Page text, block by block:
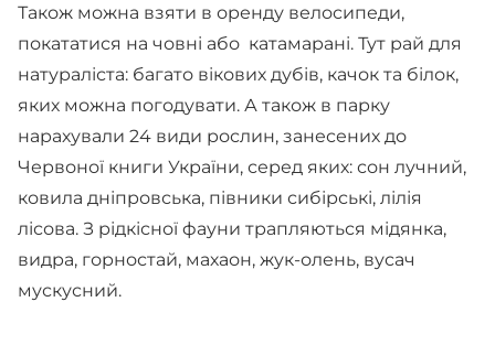
Також можна взяти в оренду велосипеди,
покататися на човні або катамарані. Тут рай для
натураліста: багато вікових дубів, качок та білок,
яких можна погодувати. А також в парку
нарахували 24 види рослин, занесених до
Червоної книги України, серед яких: сон лучний,
ковила дніпровська, півники сибірські, лілія
лісова. З рідкісної фауни трапляються мідянка,
видра, горностай, махаон, жук-олень, вусач
мускусний.